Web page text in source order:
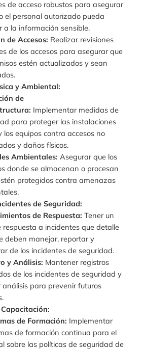
de acceso robustos para asegurar
el personal autorizado pueda
a la información sensible.
de Accesos: Realizar revisiones
de los accesos para asegurar que
estén actualizados y sean
y Ambiental:
de
Implementar medidas de
para proteger las instalaciones
los equipos contra accesos no
y daños físicos.
Ambientales: Asegurar que los
donde se almacenan o procesan
protegidos contra amenazas
de Seguridad:
de Respuesta: Tener un
respuesta a incidentes que detalle
deben manejar, reportar y
de los incidentes de seguridad.
y Análisis: Mantener registros
de los incidentes de seguridad y
análisis para prevenir futuros
de Formación: Implementar
de formación continua para el
sobre las políticas de seguridad de